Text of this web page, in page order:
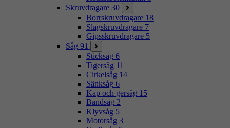
Skruvdragare 30
Borrskruvdragare 18
Slagskruvdragare 7
Gipsskruvdragare 5
Såg 91
Sticksåg 6
Tigersåg 11
Cirkelsåg 14
Sänksåg 6
Kap och gersåg 15
Bandsåg 2
Klyvsåg 5
Motorsåg 3